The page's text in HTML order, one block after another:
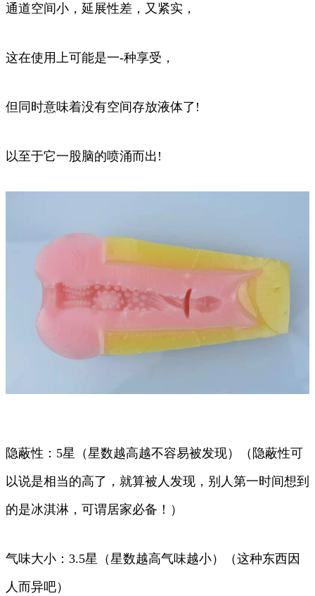
通道空间小，延展性差，又紧实，
这在使用上可能是一-种享受，
但同时意味着没有空间存放液体了!
以至于它一股脑的喷涌而出!
隐蔽性：5星（星数越高越不容易被发现）（隐蔽性可
以说是相当的高了，就算被人发现，别人第一时间想到
的是冰淇淋，可谓居家必备！）
气味大小：3.5星（星数越高气味越小）（这种东西因
人而异吧）